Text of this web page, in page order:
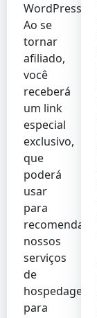
WordPress.
Ao se
tornar
afiliado,
você
receberá
um link
especial
exclusivo,
que
poderá
usar
para
recomendar
nossos
serviços
de
hospedagem
para